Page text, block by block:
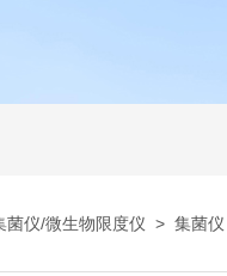
菌仪/微生物限度仪 > 集菌仪